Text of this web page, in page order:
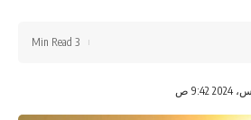
3 Min Read